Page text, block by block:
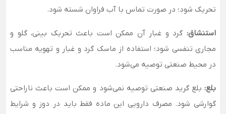
تحریک شود؛ در صورت تماس با آب فراوان شسته شود.
استنشاق: گرد و غبار آن ممکن است باعث تحریک بینی، گلو و
مجاری تنفسی شود؛ استفاده از ماسک گرد و غبار و تهویه مناسب
در محیط صنعتی توصیه می‌شود.
بلع: بلع گرید صنعتی توصیه نمی‌شود و ممکن است باعث ناراحتی
گوارشی شود. مصرف دارویی این ماده فقط باید در دوز و شرایط